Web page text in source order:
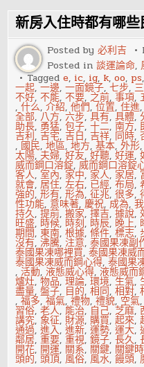
各
有
風
水
講
究
新房入住時都有哪
Posted by必利吉
Posted in談運論命,
Taggede, ic, ig, k,oo, ps
一起,一邊,一面鏡子,七步,
不好,不能,不要, 之前,事項,
,什么,介紹,他們,位置,住進
全部, 八方,六步,具有,具體,
助長, 勇猛,包子,十二,南方,
吉利,吉宅,吉日,吉祥, 同時,
, 國民,地區,地方,基本,外形,
太陽, 夫婦,好友,好聽,好運,
威而鋼口溶錠,威而鋼口溶錠
客人,室內, 家中, 家人, 家居,
就會,居住,左右, 已經,布局,
強的,形有,形為,征兆,很多,
性功能, 意味著,慶祝, 成為,
持久,提前,搬家,擇吉,據說,
旺盛, 時候, 時刻, 時辰, 晚上,
期間,東南,根據,條件,標志,
沒有,沸騰, 注意,泰國果凍副
泰國果凍哪裡買,泰國果凍威
泰國果凍威而鋼心得,泰國果
,活動,液態威心得,液態威而
爐灶,物品,理論,環境,生氣,
盡量,盤子, 目的,相同,相對,
,福多,福氣,禮物,禮貌, 空氣
習俗,老人,能治, 自己,芝麻,
講究, 象征, 財源,購買,起來,
通過,進入,進新,運勢,運大,
鄰居,重要,重視,鏡子,長久,
開花, 開運, 關系, 關鍵, 關鍵
頭的,頭頂, 風俗, 風水,饅頭,